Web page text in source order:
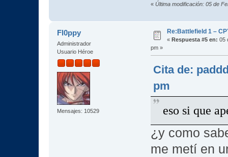
« Última modificación: 05 de
Fl0ppy
Administrador
Usuario Héroe
Mensajes: 10529
Re:Battlefield 1 –
« Respuesta #5 en: 05
pm »
Cita de:
pm
eso si que
¿y como
me metí en